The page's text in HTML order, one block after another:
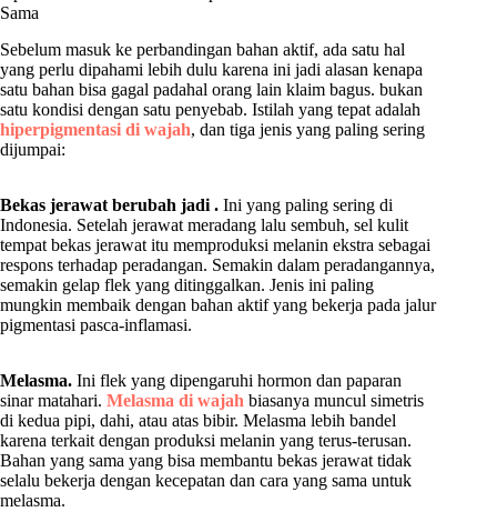
Sama
Sebelum masuk ke perbandingan bahan aktif, ada satu hal
yang perlu dipahami lebih dulu karena ini jadi alasan kenapa
satu bahan bisa gagal padahal orang lain klaim bagus. bukan
satu kondisi dengan satu penyebab. Istilah yang tepat adalah
hiperpigmentasi di wajah, dan tiga jenis yang paling sering
dijumpai:
Bekas jerawat berubah jadi . Ini yang paling sering di
Indonesia. Setelah jerawat meradang lalu sembuh, sel kulit
tempat bekas jerawat itu memproduksi melanin ekstra sebagai
respons terhadap peradangan. Semakin dalam peradangannya,
semakin gelap flek yang ditinggalkan. Jenis ini paling
mungkin membaik dengan bahan aktif yang bekerja pada jalur
pigmentasi pasca-inflamasi.
Melasma. Ini flek yang dipengaruhi hormon dan paparan
sinar matahari. Melasma di wajah biasanya muncul simetris
di kedua pipi, dahi, atau atas bibir. Melasma lebih bandel
karena terkait dengan produksi melanin yang terus-terusan.
Bahan yang sama yang bisa membantu bekas jerawat tidak
selalu bekerja dengan kecepatan dan cara yang sama untuk
melasma.